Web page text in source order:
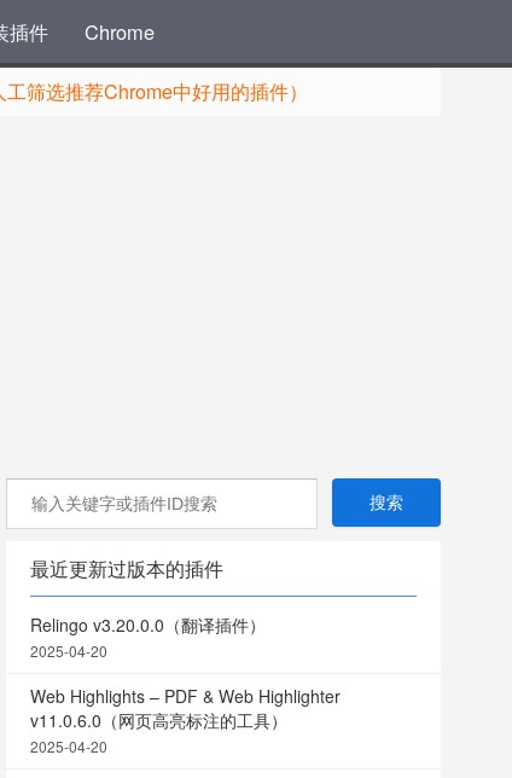
插件 Chrome
筛选推荐Chrome中好用的插件）
最近更新过版本的插件
Relingo v3.20.0.0（翻译插件）
2025-04-20
Web Highlights – PDF & Web Highlighter
v11.0.6.0（网页高亮标注的工具）
2025-04-20